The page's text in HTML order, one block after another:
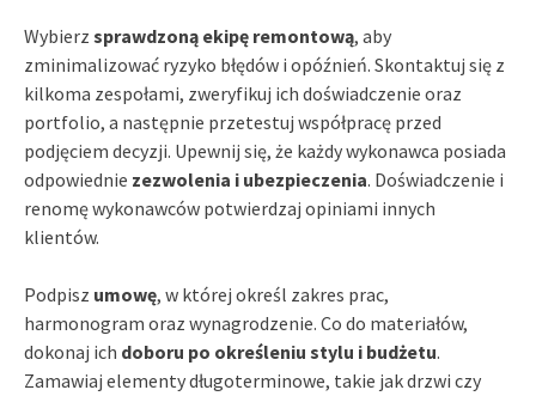
Wybierz sprawdzoną ekipę remontową, aby
zminimalizować ryzyko błędów i opóźnień. Skontaktuj się z
kilkoma zespołami, zweryfikuj ich doświadczenie oraz
portfolio, a następnie przetestuj współpracę przed
podjęciem decyzji. Upewnij się, że każdy wykonawca posiada
odpowiednie zezwolenia i ubezpieczenia. Doświadczenie i
renomę wykonawców potwierdzaj opiniami innych
klientów.
Podpisz umowę, w której określ zakres prac,
harmonogram oraz wynagrodzenie. Co do materiałów,
dokonaj ich doboru po określeniu stylu i budżetu.
Zamawiaj elementy długoterminowe, takie jak drzwi czy